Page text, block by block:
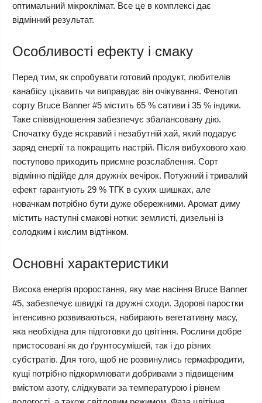
оптимальний мікроклімат. Все це в комплексі дає
відмінний результат.
Особливості ефекту і смаку
Перед тим, як спробувати готовий продукт, любителів
канабісу цікавить чи виправдає він очікування. Фенотип
сорту Bruce Banner #5 містить 65 % сативи і 35 % індики.
Таке співвідношення забезпечує збалансовану дію.
Спочатку буде яскравий і незабутній хай, який подарує
заряд енергії та покращить настрій. Після вибухового хаю
поступово приходить приємне розслаблення. Сорт
відмінно підійде для дружніх вечірок. Потужний і тривалий
ефект гарантують 29 % ТГК в сухих шишках, але
новачкам потрібно бути дуже обережними. Аромат диму
містить наступні смакові нотки: землисті, дизельні із
солодким і кислим відтінком.
Основні характеристики
Висока енергія проростання, яку має насіння Bruce Banner
#5, забезпечує швидкі та дружні сходи. Здорові паростки
інтенсивно розвиваються, набирають вегетативну масу,
яка необхідна для підготовки до цвітіння. Рослини добре
пристосовані як до ґрунтосумішей, так і до різних
субстратів. Для того, щоб не розвинулись гермафродити,
кущі потрібно підкормлювати добривами з підвищеним
вмістом азоту, слідкувати за температурою і рівнем